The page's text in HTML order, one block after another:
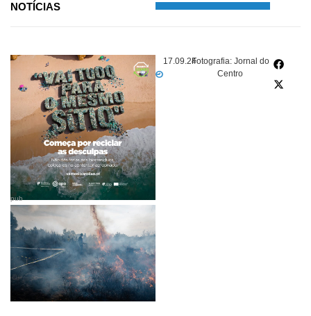
NOTÍCIAS
17.09.24Fotografia: Jornal do
Centro
pub